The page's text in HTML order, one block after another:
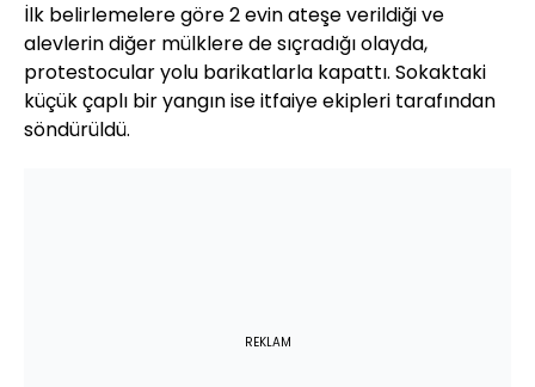
İlk belirlemelere göre 2 evin ateşe verildiği ve
alevlerin diğer mülklere de sıçradığı olayda,
protestocular yolu barikatlarla kapattı. Sokaktaki
küçük çaplı bir yangın ise itfaiye ekipleri tarafından
söndürüldü.
REKLAM